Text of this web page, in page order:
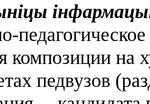
композиции на
педвузов